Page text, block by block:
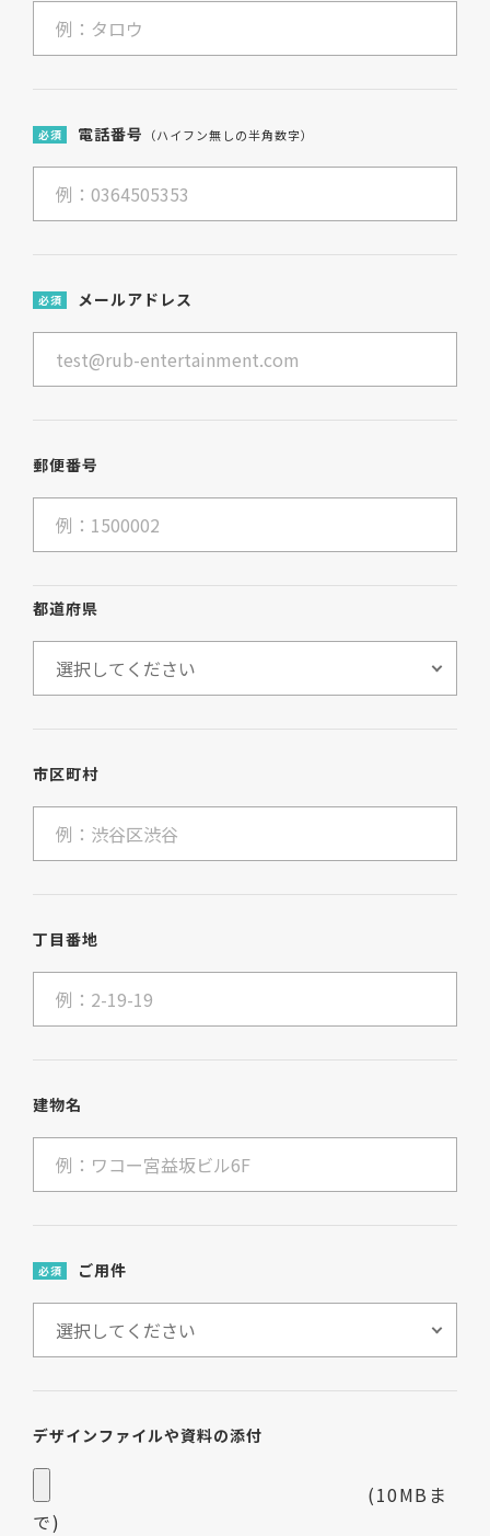
必須 電話番号 （ハイフン無しの半角数字）
必須 メールアドレス
郵便番号
都道府県
市区町村
丁目番地
建物名
必須 ご用件
デザインファイルや資料の添付
(10MBま
で)